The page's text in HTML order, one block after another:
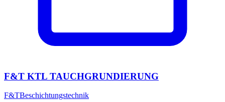
F&T KTL TAUCHGRUNDIERUNG
F&TBeschichtungstechnik